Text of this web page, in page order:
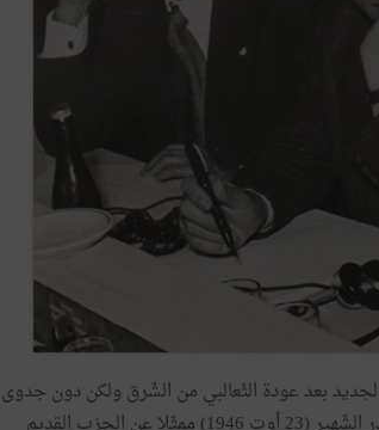
والجديد بعد عودة الثّعالبي من الشّرق ولكن دون جدوى